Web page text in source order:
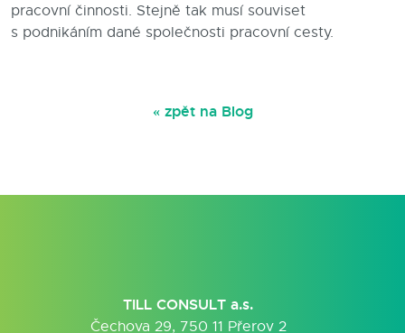
pracovní činnosti. Stejně tak musí souviset
s podnikáním dané společnosti pracovní cesty.
« zpět na Blog
TILL CONSULT a.s.
Čechova 29, 750 11 Přerov 2